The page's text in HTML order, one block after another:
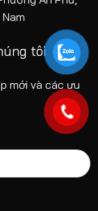
tôi
mới và các ưu